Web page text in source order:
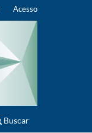
Buscar
Acesso